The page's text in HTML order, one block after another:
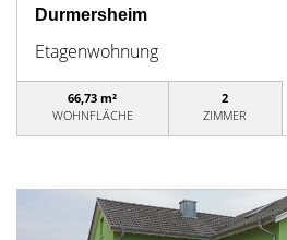
Durmersheim
Etagenwohnung
66,73 m²
WOHNFLÄCHE
2
ZIMMER